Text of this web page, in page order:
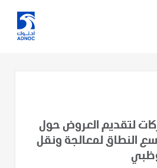
لتقديم العروض حول
النطاق لمعالجة ونقل